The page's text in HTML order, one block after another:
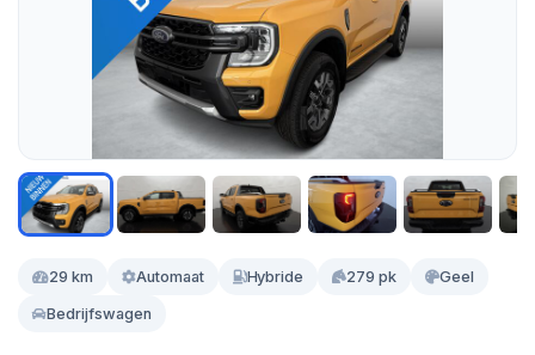
29 km Automaat Hybride 279 pk Geel
Bedrijfswagen